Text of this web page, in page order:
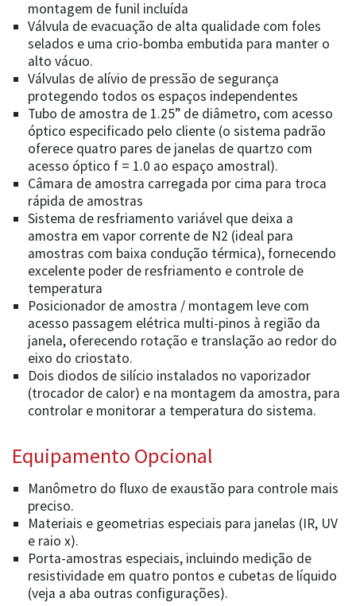
montagem de funil incluída
Válvula de evacuação de alta qualidade com foles
selados e uma crio-bomba embutida para manter o
alto vácuo.
Válvulas de alívio de pressão de segurança
protegendo todos os espaços independentes
Tubo de amostra de 1.25” de diâmetro, com acesso
óptico especificado pelo cliente (o sistema padrão
oferece quatro pares de janelas de quartzo com
acesso óptico f = 1.0 ao espaço amostral).
Câmara de amostra carregada por cima para troca
rápida de amostras
Sistema de resfriamento variável que deixa a
amostra em vapor corrente de N2 (ideal para
amostras com baixa condução térmica), fornecendo
excelente poder de resfriamento e controle de
temperatura
Posicionador de amostra / montagem leve com
acesso passagem elétrica multi-pinos à região da
janela, oferecendo rotação e translação ao redor do
eixo do criostato.
Dois diodos de silício instalados no vaporizador
(trocador de calor) e na montagem da amostra, para
controlar e monitorar a temperatura do sistema.
Equipamento Opcional
Manômetro do fluxo de exaustão para controle mais
preciso.
Materiais e geometrias especiais para janelas (IR, UV
e raio x).
Porta-amostras especiais, incluindo medição de
resistividade em quatro pontos e cubetas de líquido
(veja a aba outras configurações).